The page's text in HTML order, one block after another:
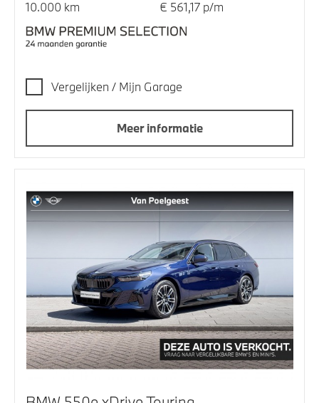
10.000 km € 561,17 p/m
Vergelijken / Mijn Garage
Meer informatie